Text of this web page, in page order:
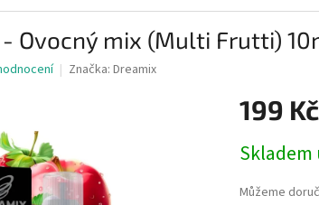
Ovocný mix (Multi Frutti)
Značka: Dreamix
199 Kč
cena:
Můžeme